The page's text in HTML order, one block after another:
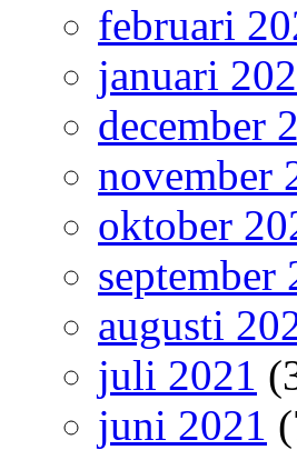
februari
januari
december
november
oktober
september
augusti
juli 2021
juni 2021